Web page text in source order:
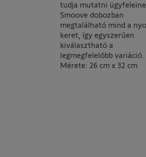
tudja mutatni
Smoove dobozban
megtalálható mind a
keret, így egyszerűen
kiválasztható a
legmegfelelőbb variáció.
Mérete: 26 cm x 32 cm